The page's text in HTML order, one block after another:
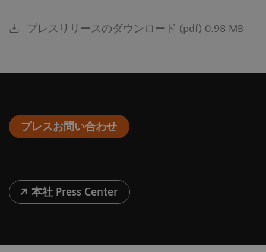
プレスリリースのダウンロード (pdf) 0.98 MB
プレスお問い合わせ
本社 Press Center